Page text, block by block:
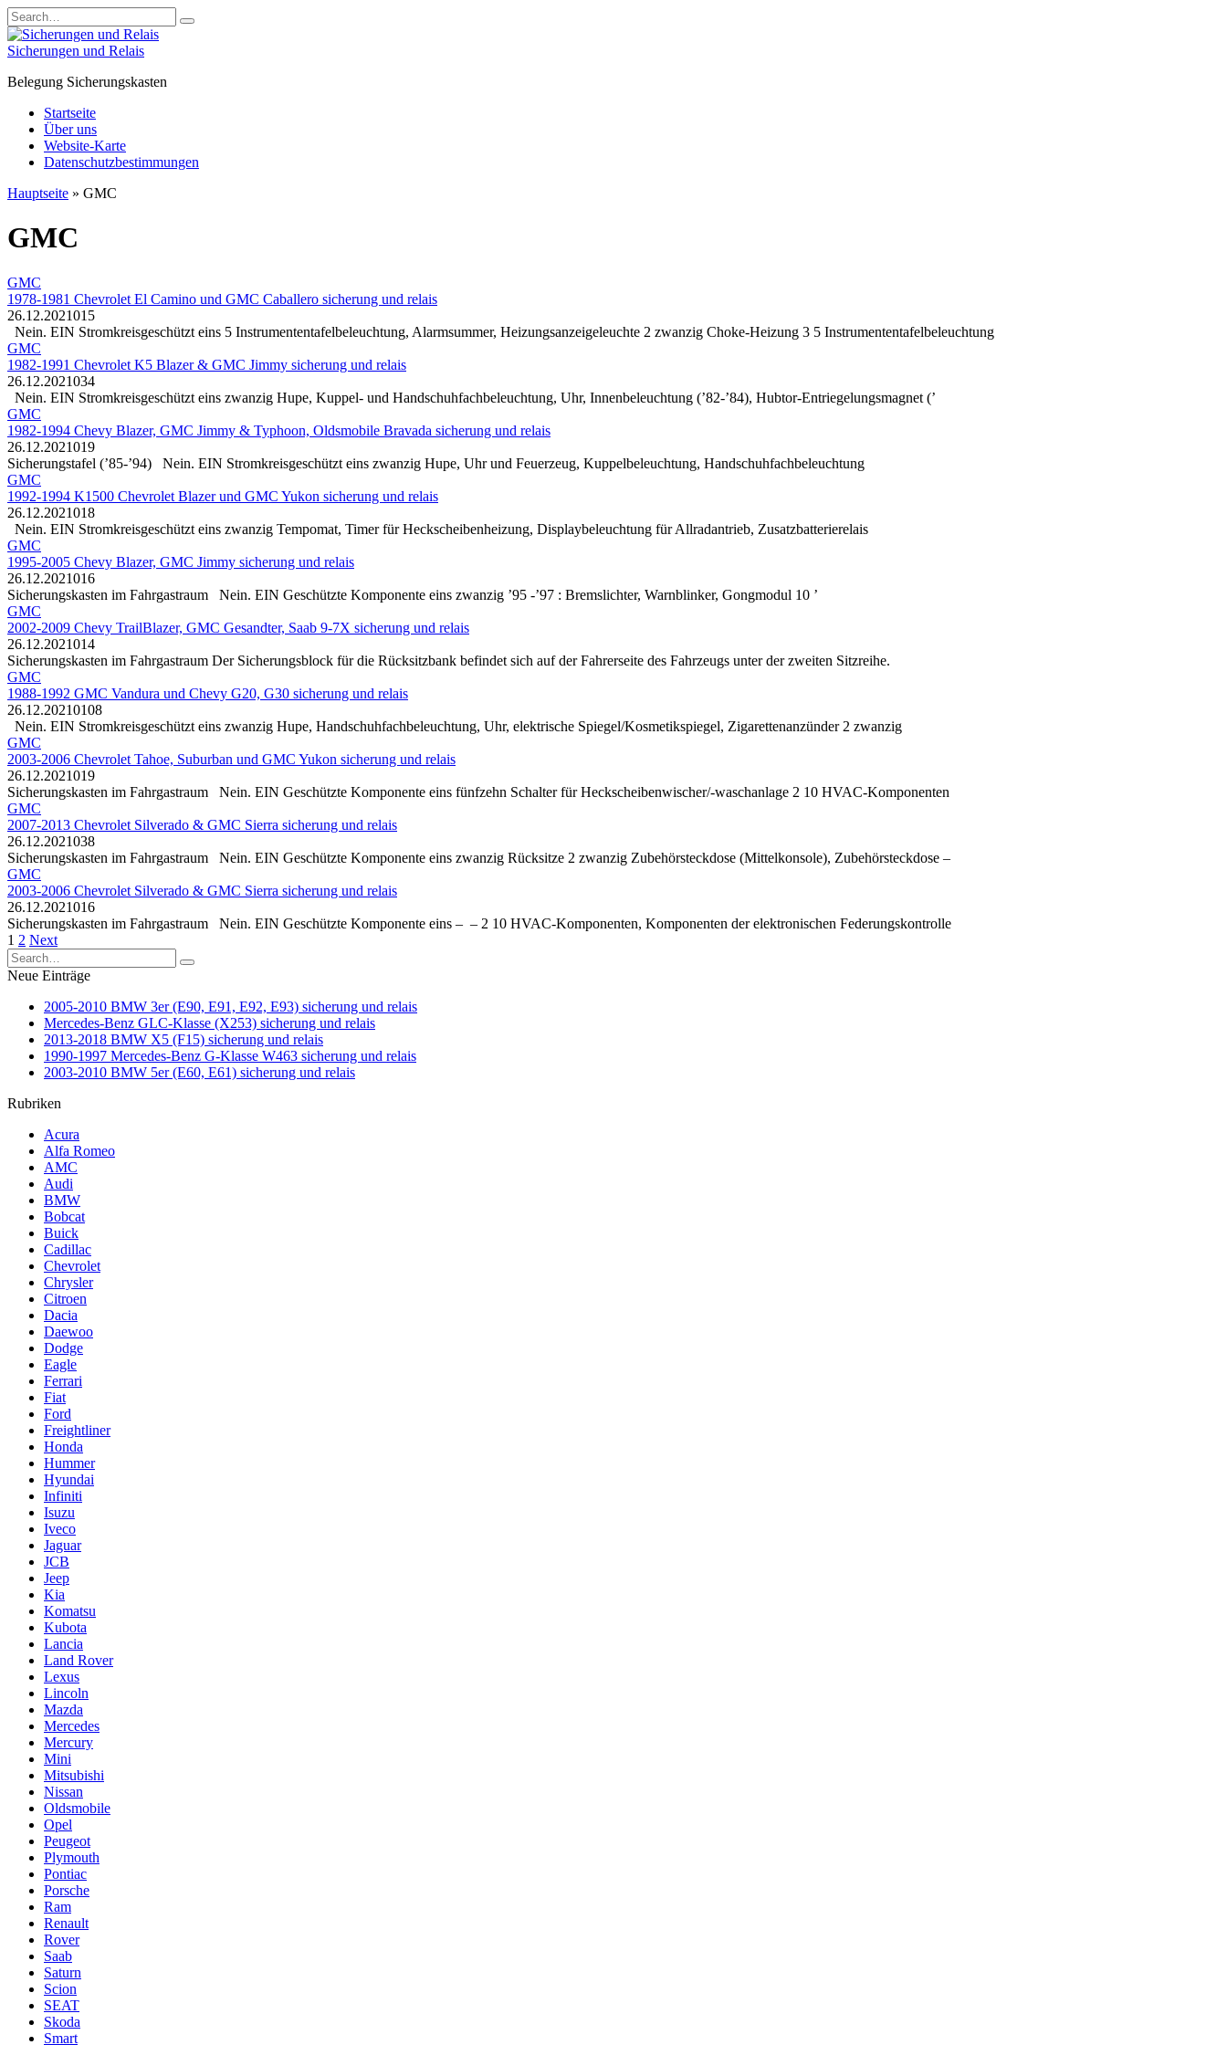
Skip
to
content
Search
for:
Sicherungen und Relais
Belegung Sicherungskasten
Startseite
Über uns
Website-Karte
Datenschutzbestimmungen
Hauptseite » GMC
GMC
GMC
1978-1981 Chevrolet El Camino und GMC Caballero sicherung und relais
26.12.2021015
Nein. EIN Stromkreisgeschützt eins 5 Instrumententafelbeleuchtung, Alarmsummer, Heizungsanzeigeleuchte 2 zwanzig Choke-Heizung 3 5 Instrumententafelbeleuchtung
GMC
1982-1991 Chevrolet K5 Blazer & GMC Jimmy sicherung und relais
26.12.2021034
Nein. EIN Stromkreisgeschützt eins zwanzig Hupe, Kuppel- und Handschuhfachbeleuchtung, Uhr, Innenbeleuchtung (’82-’84), Hubtor-Entriegelungsmagnet (’
GMC
1982-1994 Chevy Blazer, GMC Jimmy & Typhoon, Oldsmobile Bravada sicherung und relais
26.12.2021019
Sicherungstafel (’85-’94) Nein. EIN Stromkreisgeschützt eins zwanzig Hupe, Uhr und Feuerzeug, Kuppelbeleuchtung, Handschuhfachbeleuchtung
GMC
1992-1994 K1500 Chevrolet Blazer und GMC Yukon sicherung und relais
26.12.2021018
Nein. EIN Stromkreisgeschützt eins zwanzig Tempomat, Timer für Heckscheibenheizung, Displaybeleuchtung für Allradantrieb, Zusatzbatterierelais
GMC
1995-2005 Chevy Blazer, GMC Jimmy sicherung und relais
26.12.2021016
Sicherungskasten im Fahrgastraum Nein. EIN Geschützte Komponente eins zwanzig ’95 -’97 : Bremslichter, Warnblinker, Gongmodul 10 ’
GMC
2002-2009 Chevy TrailBlazer, GMC Gesandter, Saab 9-7X sicherung und relais
26.12.2021014
Sicherungskasten im Fahrgastraum Der Sicherungsblock für die Rücksitzbank befindet sich auf der Fahrerseite des Fahrzeugs unter der zweiten Sitzreihe.
GMC
1988-1992 GMC Vandura und Chevy G20, G30 sicherung und relais
26.12.20210108
Nein. EIN Stromkreisgeschützt eins zwanzig Hupe, Handschuhfachbeleuchtung, Uhr, elektrische Spiegel/Kosmetikspiegel, Zigarettenanzünder 2 zwanzig
GMC
2003-2006 Chevrolet Tahoe, Suburban und GMC Yukon sicherung und relais
26.12.2021019
Sicherungskasten im Fahrgastraum Nein. EIN Geschützte Komponente eins fünfzehn Schalter für Heckscheibenwischer/-waschanlage 2 10 HVAC-Komponenten
GMC
2007-2013 Chevrolet Silverado & GMC Sierra sicherung und relais
26.12.2021038
Sicherungskasten im Fahrgastraum Nein. EIN Geschützte Komponente eins zwanzig Rücksitze 2 zwanzig Zubehörsteckdose (Mittelkonsole), Zubehörsteckdose –
GMC
2003-2006 Chevrolet Silverado & GMC Sierra sicherung und relais
26.12.2021016
Sicherungskasten im Fahrgastraum Nein. EIN Geschützte Komponente eins – – 2 10 HVAC-Komponenten, Komponenten der elektronischen Federungskontrolle
Posts
pagination
1 2 Next
Search
for:
Neue Einträge
2005-2010 BMW 3er (E90, E91, E92, E93) sicherung und relais
Mercedes-Benz GLC-Klasse (X253) sicherung und relais
2013-2018 BMW X5 (F15) sicherung und relais
1990-1997 Mercedes-Benz G-Klasse W463 sicherung und relais
2003-2010 BMW 5er (E60, E61) sicherung und relais
Rubriken
Acura
Alfa Romeo
AMC
Audi
BMW
Bobcat
Buick
Cadillac
Chevrolet
Chrysler
Citroen
Dacia
Daewoo
Dodge
Eagle
Ferrari
Fiat
Ford
Freightliner
Honda
Hummer
Hyundai
Infiniti
Isuzu
Iveco
Jaguar
JCB
Jeep
Kia
Komatsu
Kubota
Lancia
Land Rover
Lexus
Lincoln
Mazda
Mercedes
Mercury
Mini
Mitsubishi
Nissan
Oldsmobile
Opel
Peugeot
Plymouth
Pontiac
Porsche
Ram
Renault
Rover
Saab
Saturn
Scion
SEAT
Skoda
Smart